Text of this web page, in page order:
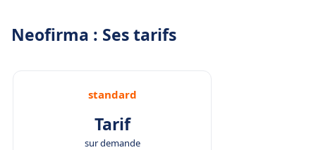
Neofirma : Ses tarifs
standard
Tarif
sur demande